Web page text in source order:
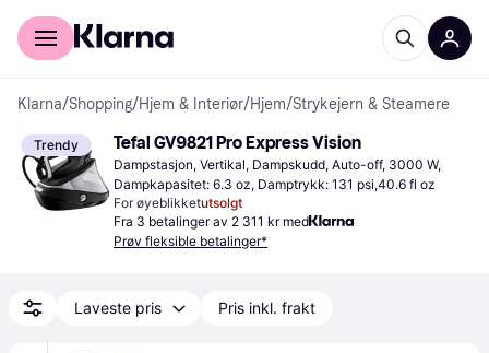
For kunder
Klarna/Shopping/Hjem & Interiør/Hjem/Strykejern & Steamere
Trendy Tefal GV9821 Pro Express Vision
Dampstasjon, Vertikal, Dampskudd, Auto-off, 3000 W,
Dampkapasitet: 6.3 oz, Damptrykk: 131 psi,40.6 fl oz
For øyeblikketutsolgt
Fra 3 betalinger av 2 311 kr med
Prøv fleksible betalinger*
Laveste pris Pris inkl. frakt